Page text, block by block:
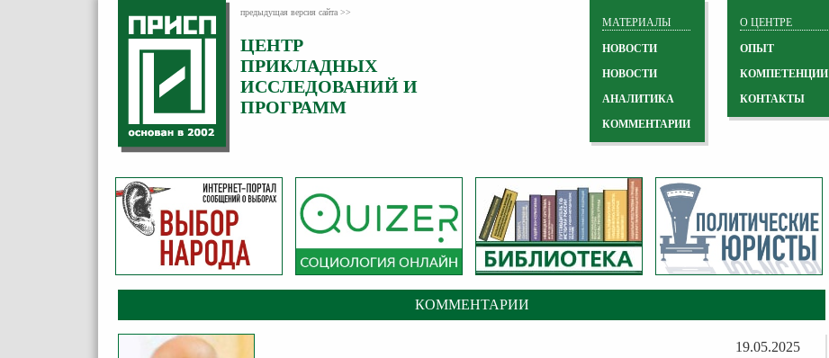
предыдущая версия сайта >>
ЦЕНТР
ПРИКЛАДНЫХ
ИССЛЕДОВАНИЙ И
ПРОГРАММ
О ЦЕНТРЕ
ОПЫТ
КОМПЕТЕНЦИИ
КОНТАКТЫ
МАТЕРИАЛЫ
НОВОСТИ
НОВОСТИ
АНАЛИТИКА
КОММЕНТАРИИ
КОММЕНТАРИИ
19.05.2025